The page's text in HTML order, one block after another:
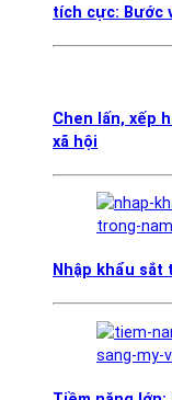
tích cực: Bước
Chen lấn, xếp
xã hội
Nhập khẩu sắt